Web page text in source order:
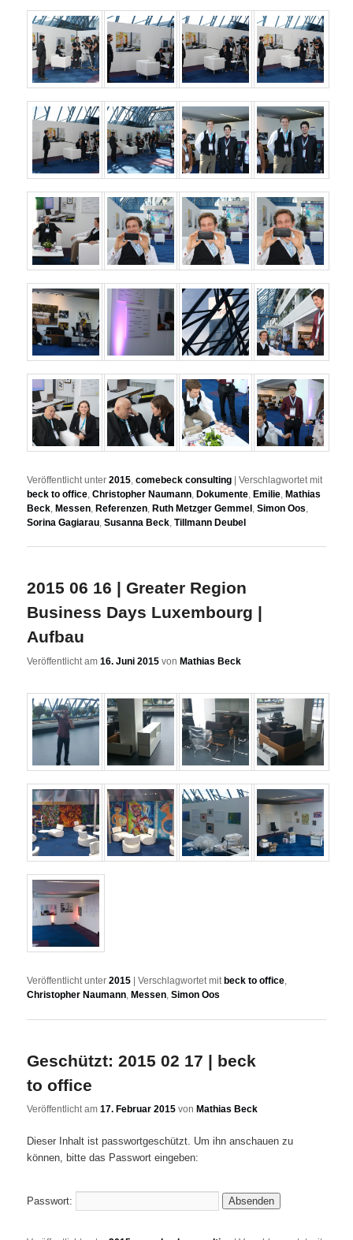
Veröffentlicht unter 2015,comebeck consulting |Verschlagwortet mit
beck to office,Christopher Naumann, Dokumente, Emilie, Mathias
Beck, Messen, Referenzen, Ruth Metzger Gemmel ,Simon Oos,
Sorina Gagiarau,Susanna Beck,Tillmann Deubel
2015 06 16 | Greater Region
Business Days Luxembourg |
Aufbau
Veröffentlicht am16. Juni 2015 vonMathias Beck
Veröffentlicht unter 2015 |Verschlagwortet mit beck to office,
Christopher Naumann, Messen,Simon Oos
Geschützt: 2015 02 17 | beck
to office
Veröffentlicht am17. Februar 2015 von Mathias Beck
Dieser Inhalt ist passwortgeschützt. Um ihn anschauen zu
können, bitte das Passwort eingeben:
Passwort: